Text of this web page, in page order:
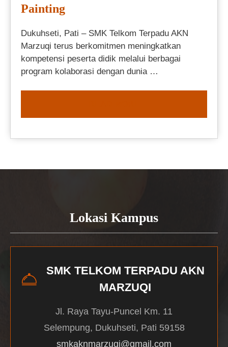
Painting
Dukuhseti, Pati – SMK Telkom Terpadu AKN
Marzuqi terus berkomitmen meningkatkan
kompetensi peserta didik melalui berbagai
program kolaborasi dengan dunia …
Lokasi Kampus
SMK TELKOM TERPADU AKN
MARZUQI
Jl. Raya Tayu-Puncel Km. 11
Selempung, Dukuhseti, Pati 59158
smkaknmarzuqi@gmail.com